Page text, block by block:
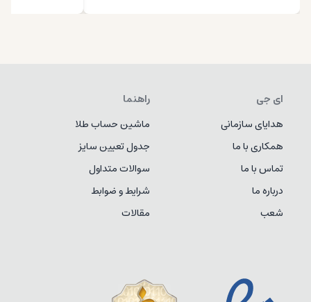
ای جی
هدایای سازمانی
همکاری با ما
تماس با ما
درباره ما
شعب
راهنما
ماشین حساب طلا
جدول تعیین سایز
سوالات متداول
شرایط و ضوابط
مقالات